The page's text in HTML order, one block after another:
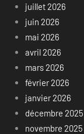
juillet 2026
juin 2026
mai 2026
avril 2026
mars 2026
février 2026
janvier 2026
décembre 2025
novembre 2025